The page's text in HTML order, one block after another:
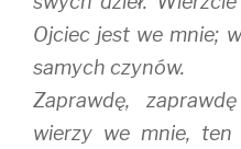
Ojciec jest we mnie;
samych czynów.
Zaprawdę,
wierzy we mnie, ten